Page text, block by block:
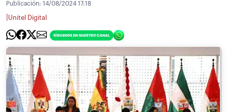
Publicación: 14/08/2024 17:18
Unitel Digital